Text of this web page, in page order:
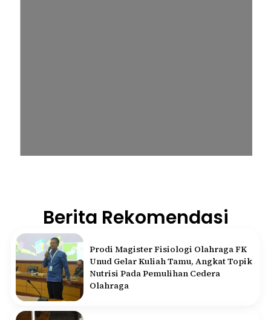
Berita Rekomendasi
Prodi Magister Fisiologi Olahraga FK
Unud Gelar Kuliah Tamu, Angkat Topik
Nutrisi Pada Pemulihan Cedera
Olahraga